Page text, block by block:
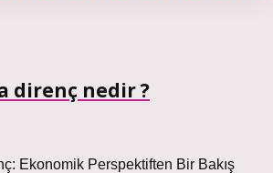
direnç nedir ?
Ekonomik Perspektiften Bir Bakış